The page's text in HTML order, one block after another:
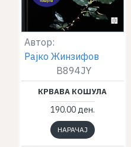
Автор:
Рајко Жинзифов
B894JY
КРВАВА КОШУЛА
190.00 ден.
НАРАЧАЈ